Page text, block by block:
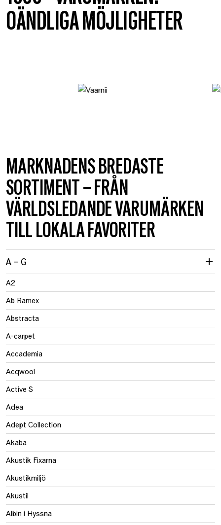
OÄNDLIGA MÖJLIGHETER
MARKNADENS BREDASTE
SORTIMENT – FRÅN
VÄRLDSLEDANDE VARUMÄRKEN
TILL LOKALA FAVORITER
A – G
A2
Ab Ramex
Abstracta
A-carpet
Accademia
Acqwool
Active S
Adea
Adept Collection
Akaba
Akustik Fixarna
Akustikmiljö
Akustil
Albin i Hyssna